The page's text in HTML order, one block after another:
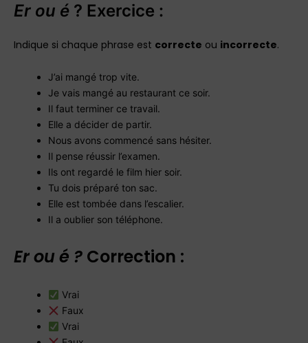
Er ou é ? Exercice :
Indique si chaque phrase est correcte ou incorrecte.
J’ai mangé trop vite.
Je vais mangé au restaurant ce soir.
Il faut terminer ce travail.
Elle a décider de partir.
Nous avons commencé sans hésiter.
Il pense réussir l’examen.
Ils ont regardé le film hier soir.
Tu dois préparé ton sac.
Elle est tombée dans l’escalier.
Il a oublier son téléphone.
Er ou é ? Correction :
Vrai
Faux
Vrai